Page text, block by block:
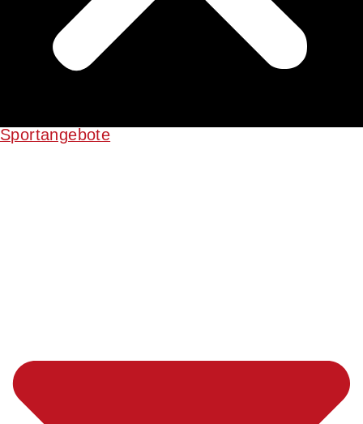
Sportangebote